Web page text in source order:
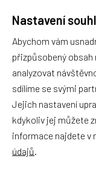
Recenze
Produkt zatím
Nastavení
Abychom vám
přizpůsobený obsah
analyzovat
sdílíme se svými
Jejich nastavení
kdykoliv jej můžete
informace najdete v
údajů